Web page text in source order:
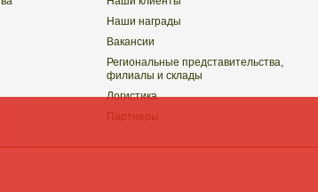
Наши награды
Вакансии
Региональные представительства,
филиалы и склады
Логистика
Партнеры